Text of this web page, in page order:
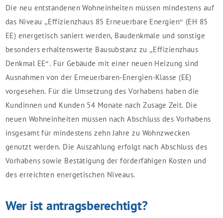
Die neu entstandenen Wohneinheiten müssen mindestens auf
das Niveau „Effizienzhaus 85 Erneuerbare Energien“ (EH 85
EE) energetisch saniert werden, Baudenkmale und sonstige
besonders erhaltenswerte Bausubstanz zu „Effizienzhaus
Denkmal EE“. Für Gebäude mit einer neuen Heizung sind
Ausnahmen von der Erneuerbaren-Energien-Klasse (EE)
vorgesehen. Für die Umsetzung des Vorhabens haben die
Kundinnen und Kunden 54 Monate nach Zusage Zeit. Die
neuen Wohn­einheiten müssen nach Abschluss des Vorhabens
insgesamt für mindestens zehn Jahre zu Wohn­­zwecken
genutzt werden. Die Auszahlung erfolgt nach Abschluss des
Vorhabens sowie Bestätigung der förderfähigen Kosten und
des erreichten energetischen Niveaus.
Wer ist antragsberechtigt?